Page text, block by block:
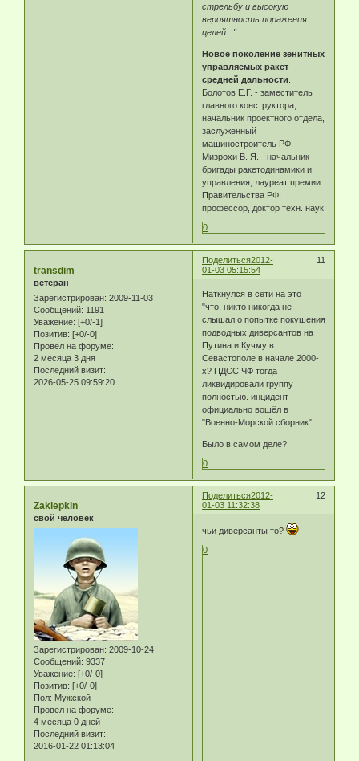
стрельбу и высокую
вероятность поражения
целей..."
Новое поколение зенитных
управляемых ракет
средней дальности
Болотов Е.Г. - заместитель
главного конструктора,
начальник проектного отдела,
заслуженный
машиностроитель РФ.
Мизрохи В. Я. - начальник
бригады ракетодинамики и
управления, лауреат премии
Правительства РФ,
профессор, доктор техн. наук
0
Поделиться 11
2012-
01-03 05:15:54
transdim
ветеран
Зарегистрирован: 2009-11-03
Сообщений: 1191
Уважение: [+0/-1]
Позитив: [+0/-0]
Провел на форуме:
2 месяца 3 дня
Последний визит:
2026-05-25 09:59:20
Наткнулся в сети на это :
"что, никто никогда не
слышал о попытке покушения
подводных диверсантов на
Путина и Кучму в
Севастополе в начале 2000-
х? ПДСС ЧФ тогда
ликвидировали группу
полностью. инцидент
официально вошёл в
"Военно-Морской сборник".
Было в самом деле?
0
Поделиться 12
2012-
01-03 11:32:38
Zaklepkin
свой человек
Зарегистрирован: 2009-10-24
Сообщений: 9337
Уважение: [+0/-0]
Позитив: [+0/-0]
Пол: Мужской
Провел на форуме:
4 месяца 0 дней
Последний визит:
2016-01-22 01:13:04
чьи диверсанты то?
0